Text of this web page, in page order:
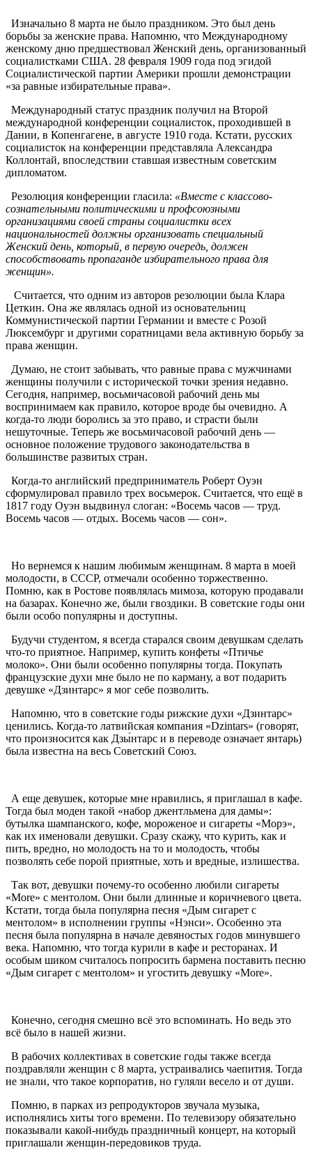
Изначально 8 марта не было праздником. Это был день
борьбы за женские права. Напомню, что Международному
женскому дню предшествовал Женский день, организованный
социалистками США. 28 февраля 1909 года под эгидой
Социалистической партии Америки прошли демонстрации
«за равные избирательные права».
Международный статус праздник получил на Второй
международной конференции социалисток, проходившей в
Дании, в Копенгагене, в августе 1910 года. Кстати, русских
социалисток на конференции представляла Александра
Коллонтай, впоследствии ставшая известным советским
дипломатом.
Резолюция конференции гласила: «Вместе с классово-
сознательными политическими и профсоюзными
организациями своей страны социалистки всех
национальностей должны организовать специальный
Женский день, который, в первую очередь, должен
способствовать пропаганде избирательного права для
женщин».
Считается, что одним из авторов резолюции была Клара
Цеткин. Она же являлась одной из основательниц
Коммунистической партии Германии и вместе с Розой
Люксембург и другими соратницами вела активную борьбу за
права женщин.
Думаю, не стоит забывать, что равные права с мужчинами
женщины получили с исторической точки зрения недавно.
Сегодня, например, восьмичасовой рабочий день мы
воспринимаем как правило, которое вроде бы очевидно. А
когда-то люди боролись за это право, и страсти были
нешуточные. Теперь же восьмичасовой рабочий день —
основное положение трудового законодательства в
большинстве развитых стран.
Когда-то английский предприниматель Роберт Оуэн
сформулировал правило трех восьмерок. Считается, что ещё в
1817 году Оуэн выдвинул слоган: «Восемь часов — труд.
Восемь часов — отдых. Восемь часов — сон».
Но вернемся к нашим любимым женщинам. 8 марта в моей
молодости, в СССР, отмечали особенно торжественно.
Помню, как в Ростове появлялась мимоза, которую продавали
на базарах. Конечно же, были гвоздики. В советские годы они
были особо популярны и доступны.
Будучи студентом, я всегда старался своим девушкам сделать
что-то приятное. Например, купить конфеты «Птичье
молоко». Они были особенно популярны тогда. Покупать
французские духи мне было не по карману, а вот подарить
девушке «Дзинтарс» я мог себе позволить.
Напомню, что в советские годы рижские духи «Дзинтарс»
ценились. Когда-то латвийская компания «Dzintars» (говорят,
что произносится как Дзы́нтарс и в переводе означает янтарь)
была известна на весь Советский Союз.
А еще девушек, которые мне нравились, я приглашал в кафе.
Тогда был моден такой «набор джентльмена для дамы»:
бутылка шампанского, кофе, мороженое и сигареты «Морэ»,
как их именовали девушки. Сразу скажу, что курить, как и
пить, вредно, но молодость на то и молодость, чтобы
позволять себе порой приятные, хоть и вредные, излишества.
Так вот, девушки почему-то особенно любили сигареты
«More» с ментолом. Они были длинные и коричневого цвета.
Кстати, тогда была популярна песня «Дым сигарет с
ментолом» в исполнении группы «Нэнси». Особенно эта
песня была популярна в начале девяностых годов минувшего
века. Напомню, что тогда курили в кафе и ресторанах. И
особым шиком считалось попросить бармена поставить песню
«Дым сигарет с ментолом» и угостить девушку «More».
Конечно, сегодня смешно всё это вспоминать. Но ведь это
всё было в нашей жизни.
В рабочих коллективах в советские годы также всегда
поздравляли женщин с 8 марта, устраивались чаепития. Тогда
не знали, что такое корпоратив, но гуляли весело и от души.
Помню, в парках из репродукторов звучала музыка,
исполнялись хиты того времени. По телевизору обязательно
показывали какой-нибудь праздничный концерт, на который
приглашали женщин-передовиков труда.